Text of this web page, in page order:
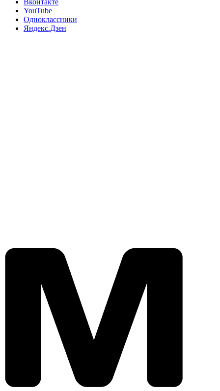
Вконтакте
YouTube
Одноклассники
Яндекс.Дзен